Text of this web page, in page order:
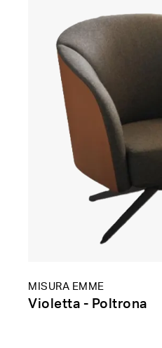
MISURA EMME
Violetta - Poltrona